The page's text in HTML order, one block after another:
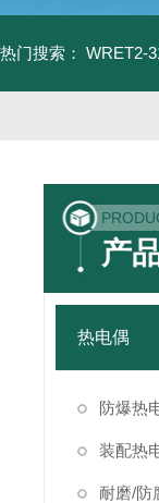
热门搜索： WRET2-
产
热电偶
防爆热
装配热
耐磨/防